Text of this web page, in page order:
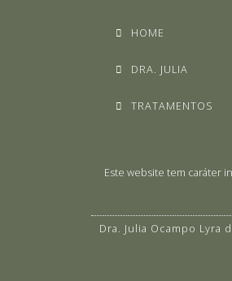
HOME
DRA. JULIA
TRATAMENTOS
Este website tem caráter
Dra. Julia Ocampo Lyra